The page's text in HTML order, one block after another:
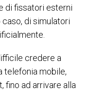
di fissatori esterni
di simulatori
credere a
telefonia mobile,
fino ad arrivare alla